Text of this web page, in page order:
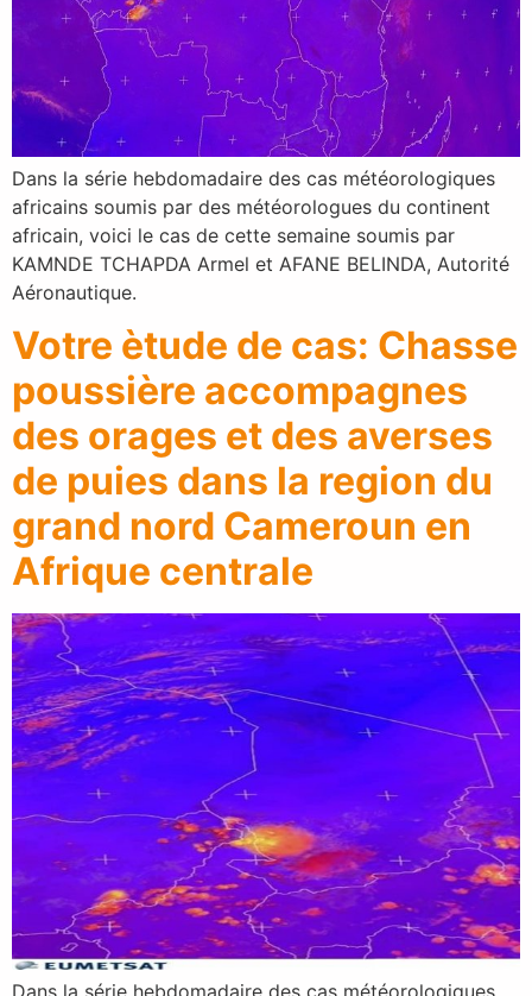
Dans la série hebdomadaire des cas météorologiques
africains soumis par des météorologues du continent
africain, voici le cas de cette semaine soumis par
KAMNDE TCHAPDA Armel et AFANE BELINDA, Autorité
Aéronautique.
Votre ètude de cas: Chasse
poussière accompagnes
des orages et des averses
de puies dans la region du
grand nord Cameroun en
Afrique centrale